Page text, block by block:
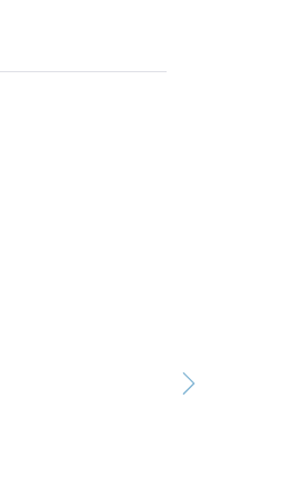
El valor de lote